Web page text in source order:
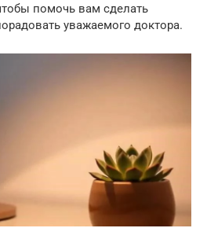
помочь вам сделать
уважаемого доктора.